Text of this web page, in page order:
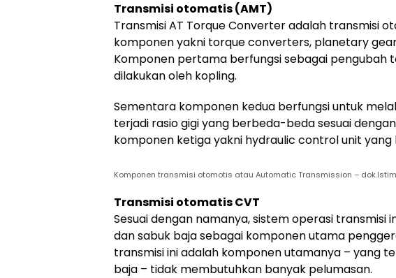
Transmisi otomatis (AMT)
Transmisi AT Torque Converter adalah transmisi
komponen yakni torque converters, planetary
Komponen pertama berfungsi sebagai pengubah
dilakukan oleh kopling.
Sementara komponen kedua berfungsi untuk
terjadi rasio gigi yang berbeda-beda sesuai
komponen ketiga yakni hydraulic control unit
Komponen transmisi otomotis atau Automatic Transmission –
Transmisi otomatis CVT
Sesuai dengan namanya, sistem operasi transmisi
dan sabuk baja sebagai komponen utama
transmisi ini adalah komponen utamanya – yang
baja – tidak membutuhkan banyak pelumasan.